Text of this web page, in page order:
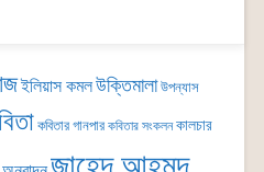
ইলিয়াস কমলউক্তিমালা উপন্যাস
কবিতার গানপার কবিতার সংকলন কালচার